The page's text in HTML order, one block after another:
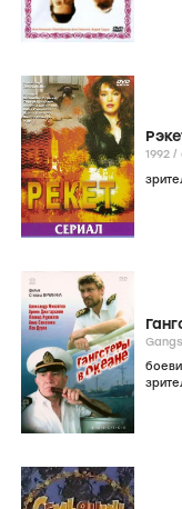
1992 /